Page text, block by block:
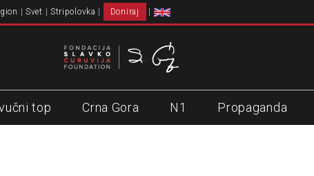
Svet Stripolovka Doniraj
top Crna Gora N1 Propaganda